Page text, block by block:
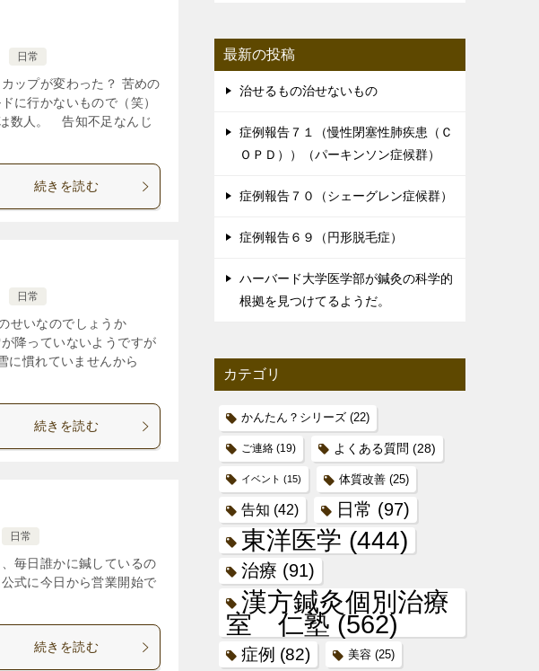
日常
ップが変わった？ 苦めの
に行かないもので（笑）
数人。 告知不足なんじ
続きを読む
日常
せいなのでしょうか
降っていないようですが
に慣れていませんから
続きを読む
日常
毎日誰かに鍼しているの
式に今日から営業開始で
続きを読む
最新の投稿
治せるもの治せないもの
症例報告７１（慢性閉塞性肺疾患（Ｃ
ＯＰＤ））（パーキンソン症候群）
症例報告７０（シェーグレン症候群）
症例報告６９（円形脱毛症）
ハーバード大学医学部が鍼灸の科学的
根拠を見つけてるようだ。
カテゴリ
かんたん？シリーズ (22)
ご連絡 (19) よくある質問 (28)
イベント (15) 体質改善 (25)
告知 (42) 日常 (97)
東洋医学 (444)
治療 (91)
漢方鍼灸個別治療
室 仁塾 (562)
症例 (82) 美容 (25)